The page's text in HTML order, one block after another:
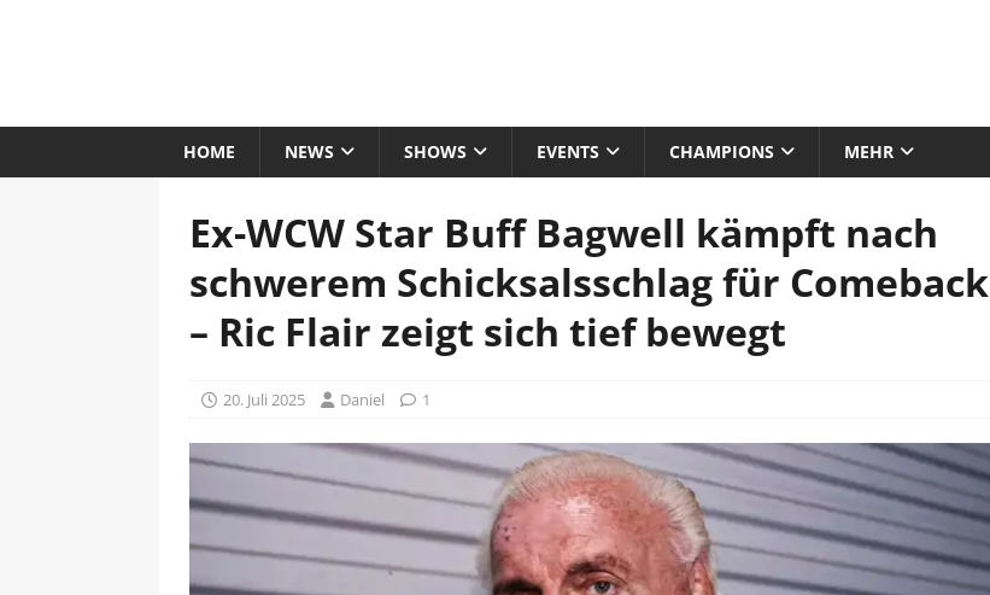
HOME NEWS SHOWS EVENTS CHAMPIONS MEHR
Ex-WCW Star Buff Bagwell kämpft nach
schwerem Schicksalsschlag für Comeback
– Ric Flair zeigt sich tief bewegt
20. Juli 2025 Daniel 1